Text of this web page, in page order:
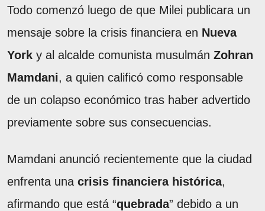
Todo comenzó luego de que Milei publicara un
mensaje sobre la crisis financiera en Nueva
York y al alcalde comunista musulmán Zohran
Mamdani, a quien calificó como responsable
de un colapso económico tras haber advertido
previamente sobre sus consecuencias.
Mamdani anunció recientemente que la ciudad
enfrenta una crisis financiera histórica,
afirmando que está “quebrada” debido a un